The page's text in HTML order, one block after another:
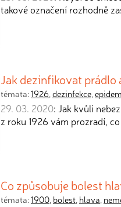
takové označení rozhodně
Jak dezinfikovat
témata:1926,dezinfekce,
29. 03. 2020: Jak kvůli
z roku 1926 vám prozradí,
Co způsobuje bolest
témata:1900, bolest, hlava,